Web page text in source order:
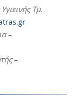
Τμ.
–
–